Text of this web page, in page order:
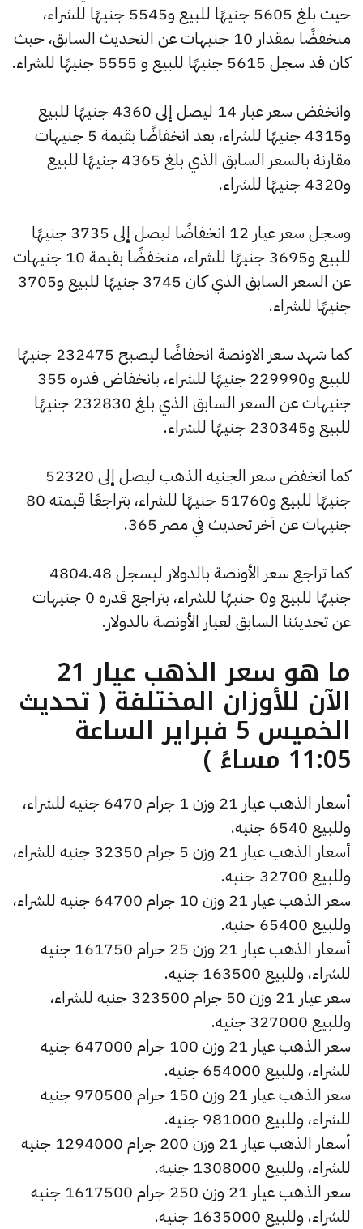
حيث بلغ 5605 جنيهًا للبيع و5545 جنيهًا للشراء،
منخفضًا بمقدار 10 جنيهات عن التحديث السابق، حيث
كان قد سجل 5615 جنيهًا للبيع و 5555 جنيهًا للشراء.
وانخفض سعر عيار 14 ليصل إلى 4360 جنيهًا للبيع
و4315 جنيهًا للشراء، بعد انخفاضًا بقيمة 5 جنيهات
مقارنة بالسعر السابق الذي بلغ 4365 جنيهًا للبيع
و4320 جنيهًا للشراء.
وسجل سعر عيار 12 انخفاضًا ليصل إلى 3735 جنيهًا
للبيع و3695 جنيهًا للشراء، منخفضًا بقيمة 10 جنيهات
عن السعر السابق الذي كان 3745 جنيهًا للبيع و3705
جنيهًا للشراء.
كما شهد سعر الاونصة انخفاضًا ليصبح 232475 جنيهًا
للبيع و229990 جنيهًا للشراء، بانخفاض قدره 355
جنيهات عن السعر السابق الذي بلغ 232830 جنيهًا
للبيع و230345 جنيهًا للشراء.
كما انخفض سعر الجنيه الذهب ليصل إلى 52320
جنيهًا للبيع و51760 جنيهًا للشراء، بتراجعًا قيمته 80
جنيهات عن آخر تحديث في مصر 365.
كما تراجع سعر الأونصة بالدولار ليسجل 4804.48
جنيهًا للبيع و0 جنيهًا للشراء، بتراجع قدره 0 جنيهات
عن تحديثنا السابق لعيار الأونصة بالدولار.
ما هو سعر الذهب عيار 21
الآن للأوزان المختلفة ( تحديث
الخميس 5 فبراير الساعة
11:05 مساءً )
أسعار الذهب عيار 21 وزن 1 جرام 6470 جنيه للشراء،
وللبيع 6540 جنيه.
أسعار الذهب عيار 21 وزن 5 جرام 32350 جنيه للشراء،
وللبيع 32700 جنيه.
سعر الذهب عيار 21 وزن 10 جرام 64700 جنيه للشراء،
وللبيع 65400 جنيه.
أسعار الذهب عيار 21 وزن 25 جرام 161750 جنيه
للشراء، وللبيع 163500 جنيه.
سعر عيار 21 وزن 50 جرام 323500 جنيه للشراء،
وللبيع 327000 جنيه.
سعر الذهب عيار 21 وزن 100 جرام 647000 جنيه
للشراء، وللبيع 654000 جنيه.
سعر الذهب عيار 21 وزن 150 جرام 970500 جنيه
للشراء، وللبيع 981000 جنيه.
أسعار الذهب عيار 21 وزن 200 جرام 1294000 جنيه
للشراء، وللبيع 1308000 جنيه.
سعر الذهب عيار 21 وزن 250 جرام 1617500 جنيه
للشراء، وللبيع 1635000 جنيه.